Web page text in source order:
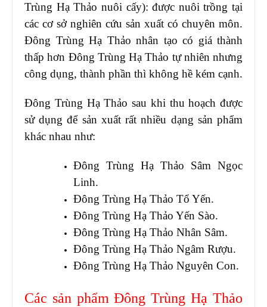
Trùng Hạ Thảo nuôi cấy): được nuôi trồng tại
các cơ sở nghiên cứu sản xuất có chuyên môn.
Đông Trùng Hạ Thảo nhân tạo có giá thành
thấp hơn Đông Trùng Hạ Thảo tự nhiên nhưng
công dụng, thành phần thì không hề kém cạnh.
Đông Trùng Hạ Thảo sau khi thu hoạch được
sử dụng để sản xuất rất nhiều dạng sản phẩm
khác nhau như:
Đông Trùng Hạ Thảo Sâm Ngọc
Linh.
Đông Trùng Hạ Thảo Tổ Yến.
Đông Trùng Hạ Thảo Yến Sào.
Đông Trùng Hạ Thảo Nhân Sâm.
Đông Trùng Hạ Thảo Ngâm Rượu.
Đông Trùng Hạ Thảo Nguyên Con.
Các sản phẩm Đông Trùng Hạ Thảo